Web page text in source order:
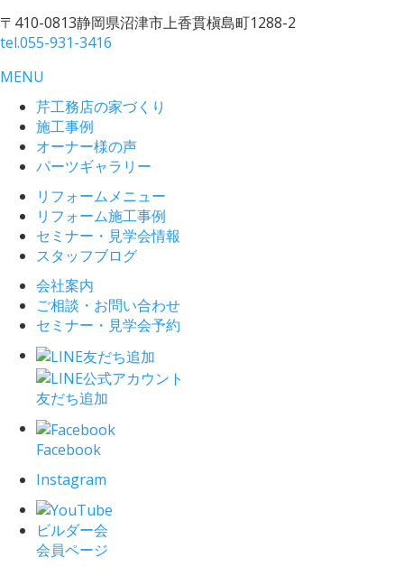
〒410-0813静岡県沼津市上香貫槇島町1288-2
tel.055-931-3416
MENU
芹工務店の家づくり
施工事例
オーナー様の声
パーツギャラリー
リフォームメニュー
リフォーム施工事例
セミナー・見学会情報
スタッフブログ
会社案内
ご相談・お問い合わせ
セミナー・見学会予約
友だち追加
Facebook
Instagram
ビルダー会
会員ページ